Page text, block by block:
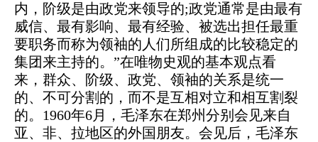
内，阶级是由政党来领导的;政党通常是由最有
威信、最有影响、最有经验、被选出担任最重
要职务而称为领袖的人们所组成的比较稳定的
集团来主持的。”在唯物史观的基本观点看
来，群众、阶级、政党、领袖的关系是统一
的、不可分割的，而不是互相对立和相互割裂
的。1960年6月，毛泽东在郑州分别会见来自
亚、非、拉地区的外国朋友。会见后，毛泽东